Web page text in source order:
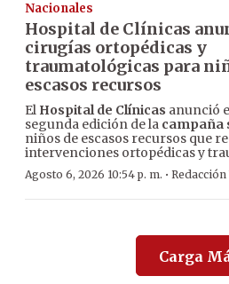
Nacionales
Hospital de Clínicas
cirugías ortopédicas y
traumatológicas para
escasos recursos
El Hospital de Clínicas anunció
segunda edición de la campaña
niños de escasos recursos que
intervenciones ortopédicas y
Agosto 6, 2026 10:54 p. m. · Redacción
Carga